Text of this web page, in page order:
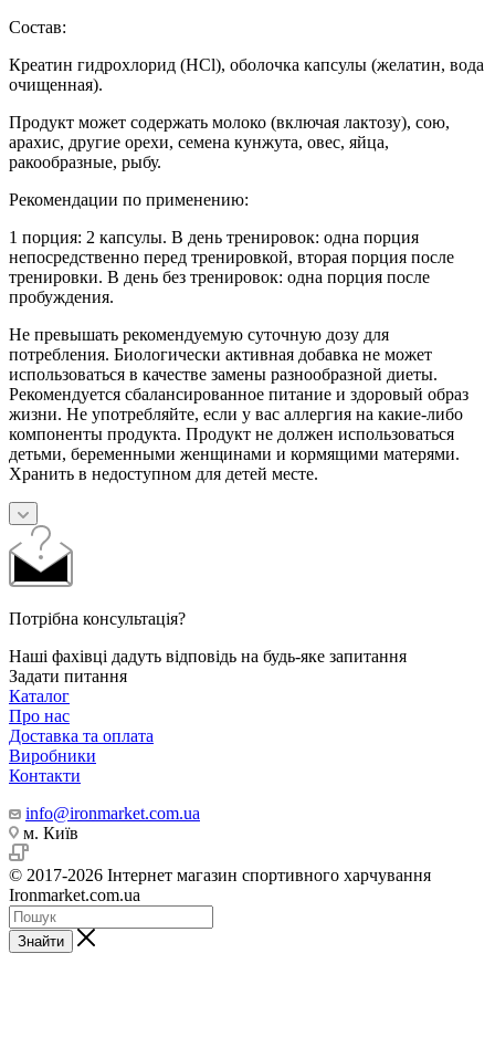
Состав:
Креатин гидрохлорид (HCl), оболочка капсулы (желатин, вода
очищенная).
Продукт может содержать молоко (включая лактозу), сою,
арахис, другие орехи, семена кунжута, овес, яйца,
ракообразные, рыбу.
Рекомендации по применению:
1 порция: 2 капсулы. В день тренировок: одна порция
непосредственно перед тренировкой, вторая порция после
тренировки. В день без тренировок: одна порция после
пробуждения.
Не превышать рекомендуемую суточную дозу для
потребления. Биологически активная добавка не может
использоваться в качестве замены разнообразной диеты.
Рекомендуется сбалансированное питание и здоровый образ
жизни. Не употребляйте, если у вас аллергия на какие-либо
компоненты продукта. Продукт не должен использоваться
детьми, беременными женщинами и кормящими матерями.
Хранить в недоступном для детей месте.
Потрібна консультація?
Наші фахівці дадуть відповідь на будь-яке запитання
Задати питання
Каталог
Про нас
Доставка та оплата
Виробники
Контакти
info@ironmarket.com.ua
м. Київ
© 2017-2026 Інтернет магазин спортивного харчування
Ironmarket.com.ua
Знайти